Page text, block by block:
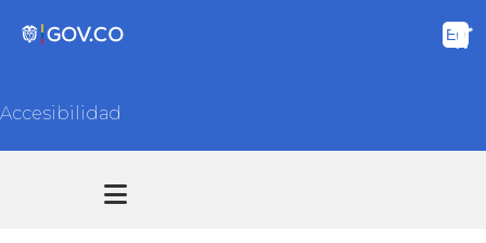
Accesibilidad